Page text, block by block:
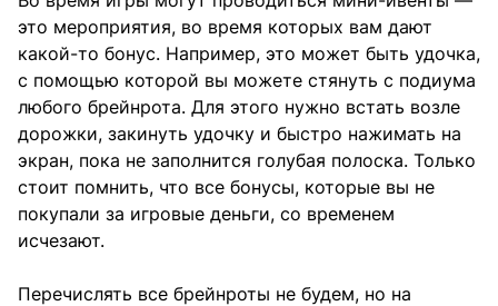
это мероприятия, во время которых вам дают
какой-то бонус. Например, это может быть удочка,
с помощью которой вы можете стянуть с подиума
любого брейнрота. Для этого нужно встать возле
дорожки, закинуть удочку и быстро нажимать на
экран, пока не заполнится голубая полоска. Только
стоит помнить, что все бонусы, которые вы не
покупали за игровые деньги, со временем
исчезают.
Перечислять все брейнроты не будем, но на